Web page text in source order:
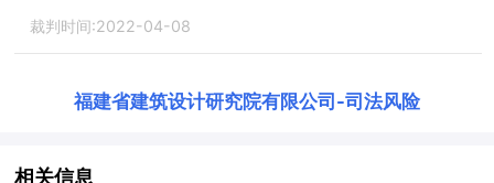
裁判时间:2022-04-08
福建省建筑设计研究院有限公司 -司法风险
相关信息